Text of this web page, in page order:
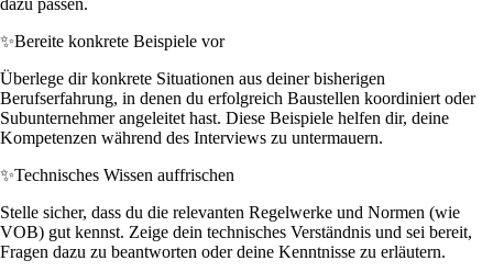
✨Bereite konkrete Beispiele vor
Überlege dir konkrete Situationen aus deiner bisherigen
Berufserfahrung, in denen du erfolgreich Baustellen koordiniert oder
Subunternehmer angeleitet hast. Diese Beispiele helfen dir, deine
Kompetenzen während des Interviews zu untermauern.
✨Technisches Wissen auffrischen
Stelle sicher, dass du die relevanten Regelwerke und Normen (wie
VOB) gut kennst. Zeige dein technisches Verständnis und sei bereit,
Fragen dazu zu beantworten oder deine Kenntnisse zu erläutern.